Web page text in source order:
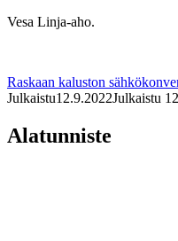
Vesa Linja-aho.
Raskaan kaluston
Julkaistu12.9.2022Julkaistu
Alatunniste